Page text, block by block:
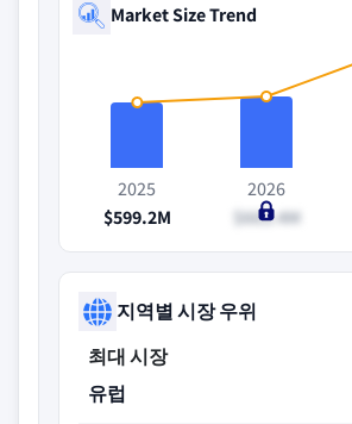
Market Size Trend
2025
$599.2M
2026
$663.4M
지역별 시장 우위
최대 시장
유럽